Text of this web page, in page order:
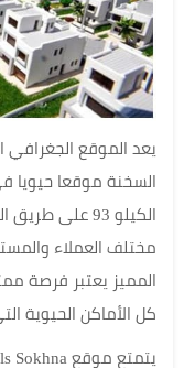
يعد الموقع الجغرافي
السخنة موقعا حيويا
الكيلو 93
مختلف العملاء
المميز يعتبر فرصة
كل الأماكن الحيوية